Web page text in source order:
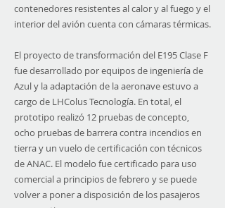
contenedores resistentes al calor y al fuego y el
interior del avión cuenta con cámaras térmicas.
El proyecto de transformación del E195 Clase F
fue desarrollado por equipos de ingeniería de
Azul y la adaptación de la aeronave estuvo a
cargo de LHColus Tecnología. En total, el
prototipo realizó 12 pruebas de concepto,
ocho pruebas de barrera contra incendios en
tierra y un vuelo de certificación con técnicos
de ANAC. El modelo fue certificado para uso
comercial a principios de febrero y se puede
volver a poner a disposición de los pasajeros